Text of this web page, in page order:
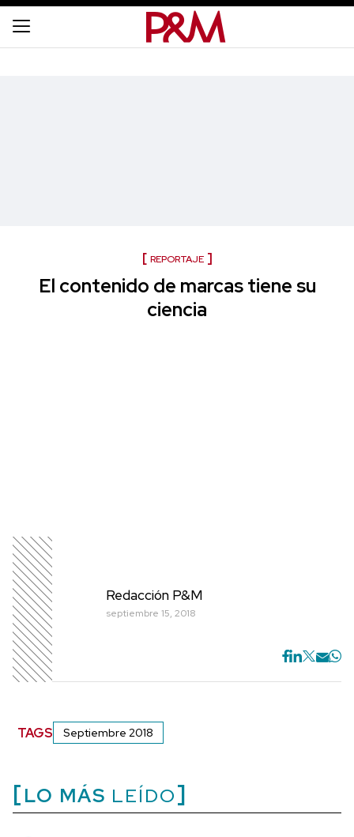
REPORTAJE
El contenido de marcas tiene su
ciencia
Redacción P&M
septiembre 15, 2018
TAGS Septiembre 2018
LO MÁS LEÍDO